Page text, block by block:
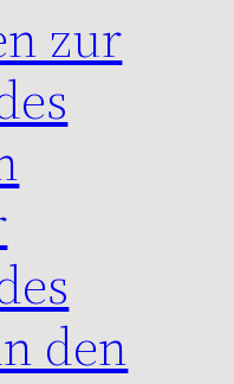
zur
den